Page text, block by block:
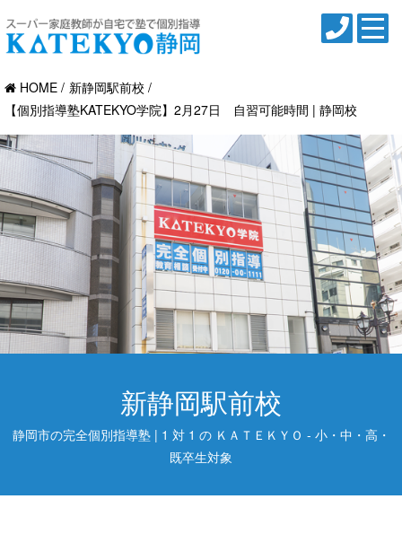
HOME
新静岡駅前校
【個別指導塾KATEKYO学院】2月27日 自習可能時間 | 静岡校
新静岡駅前校
静岡市の完全個別指導塾 | 1 対 1 の ＫＡＴＥＫＹＯ - 小・中・高・
既卒生対象